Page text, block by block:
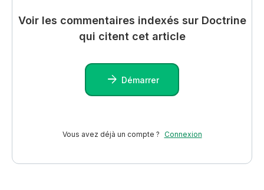
Voir les commentaires indexés sur Doctrine
qui citent cet article
Démarrer
Vous avez déjà un compte ? Connexion